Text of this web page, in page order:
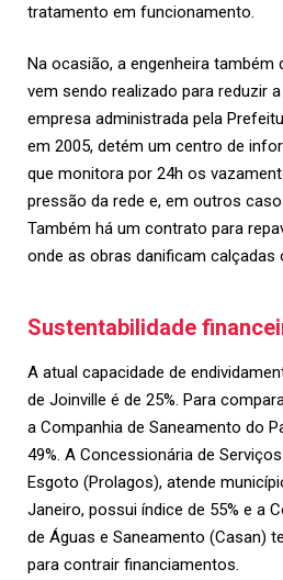
tratamento em funcionamento.
Na ocasião, a engenheira
vem sendo realizado para reduzir
empresa administrada pela
em 2005, detém um centro de
que monitora por 24h os
pressão da rede e, em outros
Também há um contrato para
onde as obras danificam calçadas
Sustentabilidade
A atual capacidade de
de Joinville é de 25%. Para
a Companhia de Saneamento do
49%. A Concessionária de
Esgoto (Prolagos), atende
Janeiro, possui índice de 55% e a
de Águas e Saneamento (Casan)
para contrair financiamentos.